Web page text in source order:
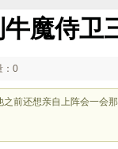
魔侍卫
：0
之前还想亲自上阵会一